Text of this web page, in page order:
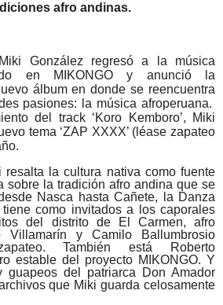
afro andinas.
González regresó a la música
en MIKONGO y anunció la
álbum en donde se reencuentra
pasiones: la música afroperuana.
del track ‘Koro Kemboro’, Miki
tema ‘ZAP XXXX’ (léase zapateo
resalta la cultura nativa como fuente
sobre la tradición afro andina que se
Nasca hasta Cañete, la Danza
como invitados a los caporales
del distrito de El Carmen, afro
Villamarín y Camilo Ballumbrosio
También está Roberto
estable del proyecto MIKONGO. Y
del patriarca Don Amador
que Miki guarda celosamente